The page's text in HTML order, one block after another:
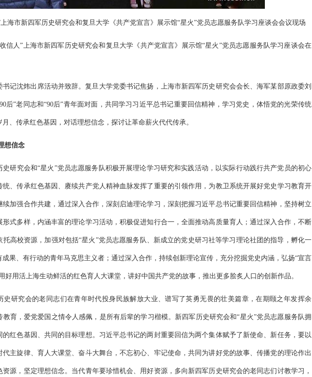
海市新四军历史研究会和复旦大学《共产党宣言》展示馆“星火”党员志愿服务队学习座谈会会议现场
信人”上海市新四军历史研究会和复旦大学《共产党宣言》展示馆“星火”党员志愿服务队学习座谈会在
书记沈炜出席活动并致辞。复旦大学党委书记焦扬，上海市新四军历史研究会会长、海军某部原政委刘
后”老同志和“90后”青年面对面，共同学习习近平总书记重要回信精神，学习党史，体悟党的光荣传统
、传承红色基因，对话理想信念，探讨让革命薪火代代传承。
想信念
史研究会和“星火”党员志愿服务队积极开展理论学习研究和实践活动，以实际行动践行共产党员的初心
统、传承红色基因、赓续共产党人精神血脉发挥了重要的引领作用，为教卫系统开展好党史学习教育开
续加强合作共建，通过深入合作，深刻启迪理论学习，深刻把握习近平总书记重要回信精神，坚持树立
形式多样，内涵丰富的理论学习活动，积极促进知行合一，全面推动高质量育人；通过深入合作，不断
高校资源，加强对包括“星火”党员志愿服务队、新成立的党史研习社等学习理论社团的指导，孵化一
果、有行动的青年马克思主义者；通过深入合作，持续创新理论宣传，充分挖掘党史内涵，弘扬“宣言
好用活上海生动鲜活的红色育人大课堂，讲好中国共产党的故事，推出更多脍炙人口的创新作品。
史研究会的老同志们在青年时代投身民族解放大业、谱写了英勇无畏的壮美篇章，在期颐之年发挥余
育，爱党爱国之情令人感佩，是所有后辈的学习楷模。新四军历史研究会和“星火”党员志愿服务队拥
的红色基因、共同的目标理想。习近平总书记的两封重要回信为两个集体赋予了新使命、新任务，要以
代主旋律、育人大课堂、奋斗大舞台，不忘初心、牢记使命，共同为讲好党的故事、传播党的理论作出
源，坚定理想信念。当代青年要珍惜机会、用好资源，多向新四军历史研究会的老同志们讨教学习，